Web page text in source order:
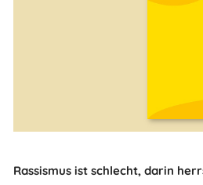
Rassismus ist schlecht, darin